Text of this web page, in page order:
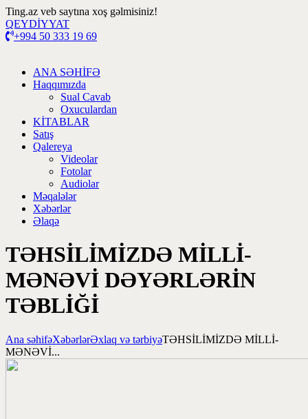
Ting.az veb saytına xoş gəlmisiniz!
QEYDİYYAT
+994 50 333 19 69
ANA SƏHİFƏ
Haqqımızda
Sual Cavab
Oxuculardan
KİTABLAR
Satış
Qalereya
Videolar
Fotolar
Audiolar
Məqalələr
Xəbərlər
Əlaqə
TƏHSİLİMİZDƏ MİLLİ-
MƏNƏVİ DƏYƏRLƏRİN
TƏBLİĞİ
Ana səhifəXəbərlərƏxlaq və tərbiyəTƏHSİLİMİZDƏ MİLLİ-
MƏNƏVİ...